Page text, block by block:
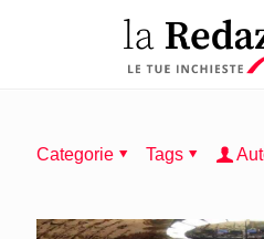
Categorie Tags